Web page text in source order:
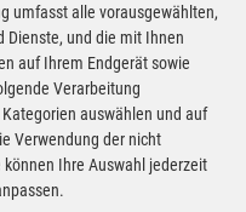
Hoersel
Route planen
99880 Waltershausen
umfasst alle vorausgewählten,
Dienste, und die mit Ihnen
auf Ihrem Endgerät sowie
Verarbeitung
auswählen und auf
Verwendung der nicht
Ihre Auswahl jederzeit